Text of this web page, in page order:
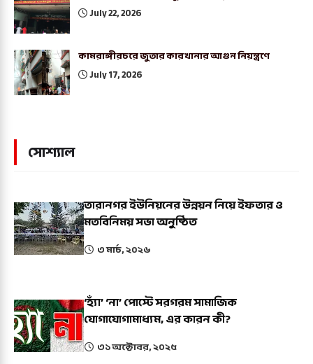
July 22, 2026
কামরাঙ্গীরচরে জুতার কারখানার আগুন নিয়ন্ত্রণে
July 17, 2026
সোশ্যাল
তারানগর ইউনিয়নের উন্নয়ন নিয়ে ইফতার ও
মতবিনিময় সভা অনুষ্ঠিত
৩ মার্চ, ২০২৬
‘হ্যাঁ’ ‘না’ পোস্টে সরগরম সামাজিক
যোগাযোগামাধ্যম, এর কারন কী?
৩১ অক্টোবর, ২০২৫